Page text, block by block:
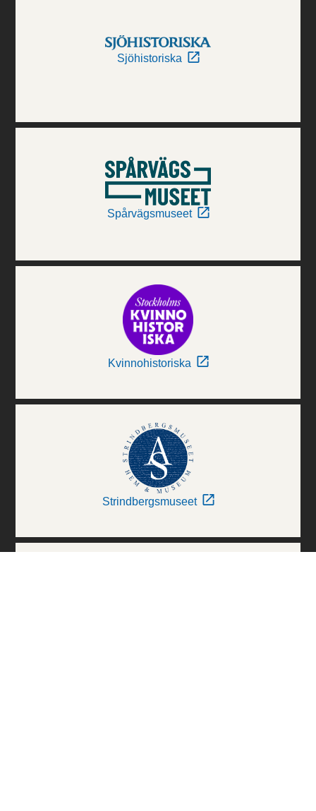
Sjöhistoriska
Spårvägsmuseet
Kvinnohistoriska
Strindbergsmuseet